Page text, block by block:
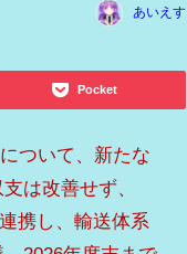
あいえす
Pocket
ついて、新たな
は改善せず、
携し、輸送体系